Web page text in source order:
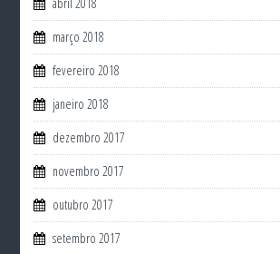
março 2018
fevereiro 2018
janeiro 2018
dezembro 2017
novembro 2017
outubro 2017
setembro 2017